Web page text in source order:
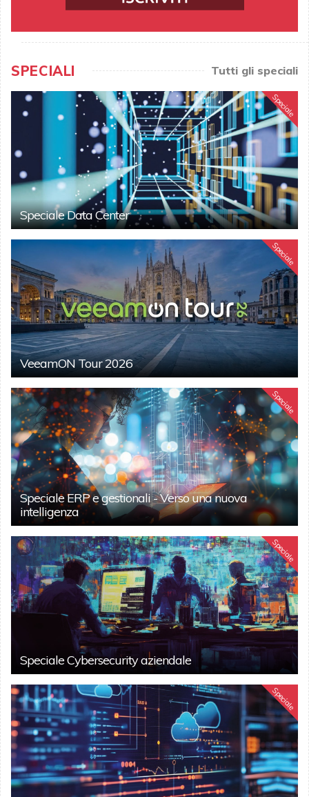
SPECIALI Tutti gli speciali
Speciale
Speciale Data Center
Speciale
VeeamON Tour 2026
Speciale
Speciale ERP e gestionali - Verso una nuova
intelligenza
Speciale
Speciale Cybersecurity aziendale
Speciale